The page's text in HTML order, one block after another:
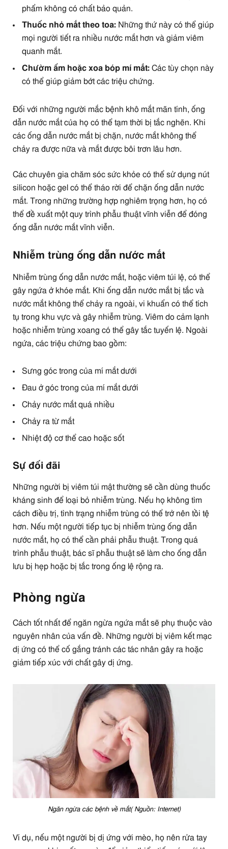
phẩm không có chất bảo quản.
Thuốc nhỏ mắt theo toa: Những thứ này có thể giúp
mọi người tiết ra nhiều nước mắt hơn và giảm viêm
quanh mắt.
Chườm ấm hoặc xoa bóp mí mắt: Các tùy chọn này
có thể giúp giảm bớt các triệu chứng.
Đối với những người mắc bệnh khô mắt mãn tính, ống
dẫn nước mắt của họ có thể tạm thời bị tắc nghẽn. Khi
các ống dẫn nước mắt bị chặn, nước mắt không thể
chảy ra được nữa và mắt được bôi trơn lâu hơn.
Các chuyên gia chăm sóc sức khỏe có thể sử dụng nút
silicon hoặc gel có thể tháo rời để chặn ống dẫn nước
mắt. Trong những trường hợp nghiêm trọng hơn, họ có
thể đề xuất một quy trình phẫu thuật vĩnh viễn để đóng
ống dẫn nước mắt vĩnh viễn.
Nhiễm trùng ống dẫn nước mắt
Nhiễm trùng ống dẫn nước mắt, hoặc viêm túi lệ, có thể
gây ngứa ở khóe mắt. Khi ống dẫn nước mắt bị tắc và
nước mắt không thể chảy ra ngoài, vi khuẩn có thể tích
tụ trong khu vực và gây nhiễm trùng. Viêm do cảm lạnh
hoặc nhiễm trùng xoang có thể gây tắc tuyến lệ. Ngoài
ngứa, các triệu chứng bao gồm:
Sưng góc trong của mí mắt dưới
Đau ở góc trong của mí mắt dưới
Chảy nước mắt quá nhiều
Chảy ra từ mắt
Nhiệt độ cơ thể cao hoặc sốt
Sự đối đãi
Những người bị viêm túi mật thường sẽ cần dùng thuốc
kháng sinh để loại bỏ nhiễm trùng. Nếu họ không tìm
cách điều trị, tình trạng nhiễm trùng có thể trở nên tồi tệ
hơn. Nếu một người tiếp tục bị nhiễm trùng ống dẫn
nước mắt, họ có thể cần phải phẫu thuật. Trong quá
trình phẫu thuật, bác sĩ phẫu thuật sẽ làm cho ống dẫn
lưu bị hẹp hoặc bị tắc trong ống lệ rộng ra.
Phòng ngừa
Cách tốt nhất để ngăn ngừa ngứa mắt sẽ phụ thuộc vào
nguyên nhân của vấn đề. Những người bị viêm kết mạc
dị ứng có thể cố gắng tránh các tác nhân gây ra hoặc
giảm tiếp xúc với chất gây dị ứng.
Ngăn ngừa các bệnh về mắt( Nguồn: Internet)
Ví dụ, nếu một người bị dị ứng với mèo, họ nên rửa tay